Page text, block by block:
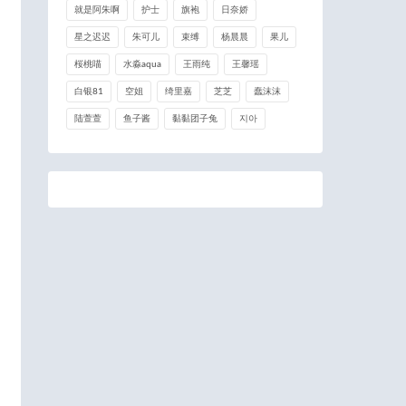
就是阿朱啊 护士 旗袍 日奈娇
星之迟迟 朱可儿 束缚 杨晨晨 果儿
桜桃喵 水淼aqua 王雨纯 王馨瑶
白银81 空姐 绮里嘉 芝芝 蠢沫沫
陆萱萱 鱼子酱 黏黏团子兔 지아